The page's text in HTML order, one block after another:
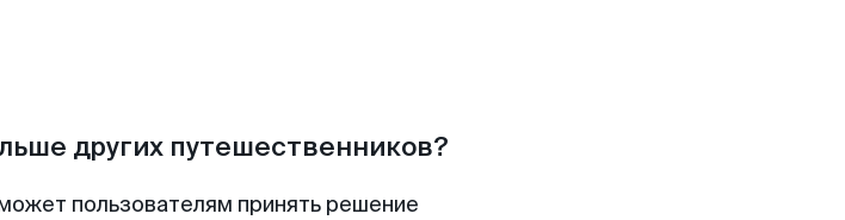
других путешественников?
пользователям принять решение